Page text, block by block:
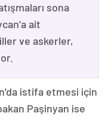
sona
ait
ve askerler,
istifa etmesi için
Paşinyan ise